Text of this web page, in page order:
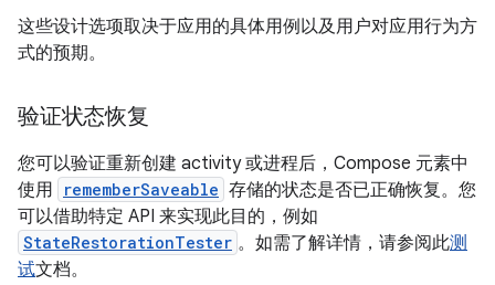
这些设计选项取决于应用的具体用例以及用户对应用行为方
式的预期。
验证状态恢复
您可以验证重新创建 activity 或进程后，Compose 元素中
使用
rememberSaveable 存储的状态是否已正确恢复。您
可以借助特定 API 来实现此目的，例如
StateRestorationTester 。如需了解详情，请参阅此测
试文档。